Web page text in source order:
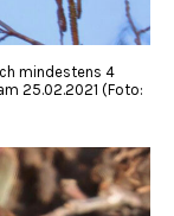
mindestens 4
25.02.2021 (Foto: